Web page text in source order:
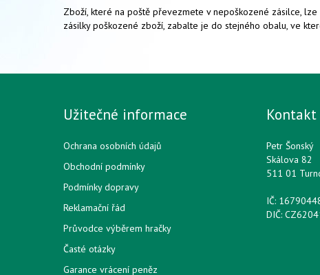
Zboží, které na poště převezmete v nepoškozené zásilce,
zásilky poškozené zboží, zabalte je do stejného obalu, ve
Užitečné informace
Ochrana osobních údajů
Obchodní podmínky
Podmínky dopravy
Reklamační řád
Průvodce výběrem hračky
Časté otázky
Garance vrácení peněz
Kontakt
Petr Šonský
Skálova 82
511 01
IČ:
DIČ: